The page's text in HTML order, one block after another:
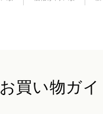
お買い物ガイ